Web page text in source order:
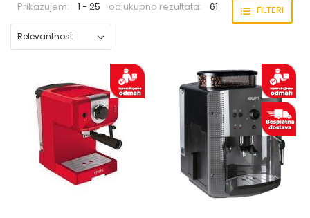
Prikazujem: 1 - 25 od ukupno rezultata: 61 FILTERI